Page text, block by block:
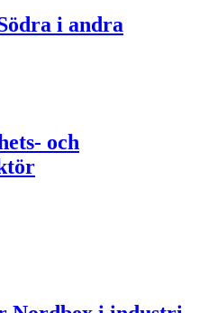
i andra
och